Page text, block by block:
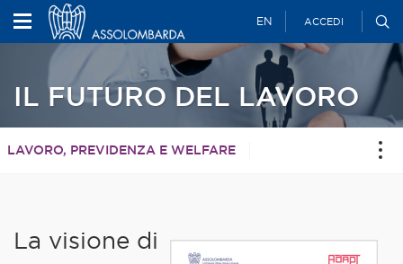
EN ACCEDI
IL FUTURO DEL LAVORO
LAVORO, PREVIDENZA E WELFARE
La visione di